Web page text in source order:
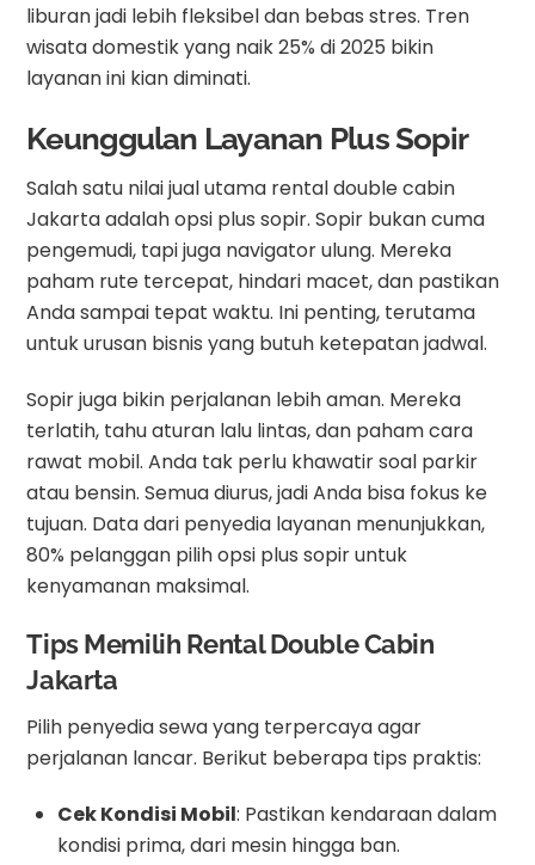
liburan jadi lebih fleksibel dan bebas stres. Tren
wisata domestik yang naik 25% di 2025 bikin
layanan ini kian diminati.
Keunggulan Layanan Plus Sopir
Salah satu nilai jual utama rental double cabin
Jakarta adalah opsi plus sopir. Sopir bukan cuma
pengemudi, tapi juga navigator ulung. Mereka
paham rute tercepat, hindari macet, dan pastikan
Anda sampai tepat waktu. Ini penting, terutama
untuk urusan bisnis yang butuh ketepatan jadwal.
Sopir juga bikin perjalanan lebih aman. Mereka
terlatih, tahu aturan lalu lintas, dan paham cara
rawat mobil. Anda tak perlu khawatir soal parkir
atau bensin. Semua diurus, jadi Anda bisa fokus ke
tujuan. Data dari penyedia layanan menunjukkan,
80% pelanggan pilih opsi plus sopir untuk
kenyamanan maksimal.
Tips Memilih Rental Double Cabin
Jakarta
Pilih penyedia sewa yang terpercaya agar
perjalanan lancar. Berikut beberapa tips praktis:
Cek Kondisi Mobil: Pastikan kendaraan dalam
kondisi prima, dari mesin hingga ban.